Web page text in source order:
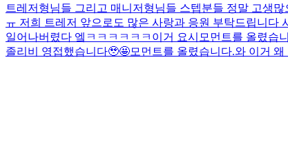
트레저형님들 그리고 매니저형님들 스텝분들 정말 고생
ㅠ 저희 트레저 앞으로도 많은 사랑과 응원 부탁드립니다
일어나버렸다 엨ㅋㅋㅋㅋㅋㅋ이거 요시 모먼트를 올렸습
졸리비 영접했습니다🥹🤩모먼트를 올렸습니다.와 이거